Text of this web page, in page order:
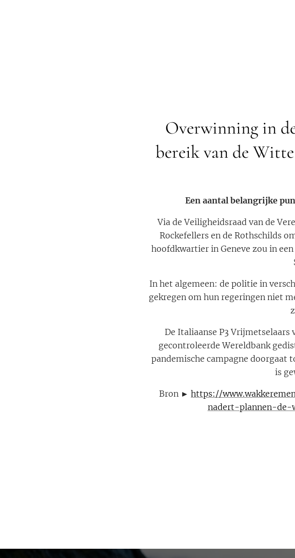
Overwinning in
bereik van de
Een aantal belangrijke
Via de Veiligheidsraad van de
Rockefellers en de Rothschilds
hoofdkwartier in Geneve zou in
In het algemeen: de politie in
gekregen om hun regeringen niet
De Italiaanse P3 Vrijmetselaars
gecontroleerde Wereldbank
pandemische campagne
is
Bron ► https://
nadert-plannen-